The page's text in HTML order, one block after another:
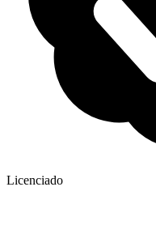
Licenciado